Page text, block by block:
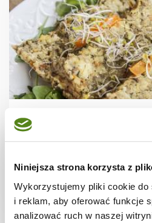
Niniejsza strona korzysta z
Wykorzystujemy pliki cookie do
i reklam, aby oferować funkcje
analizować ruch w naszej
PRZEKĄSKI
Jaglany pasztet z